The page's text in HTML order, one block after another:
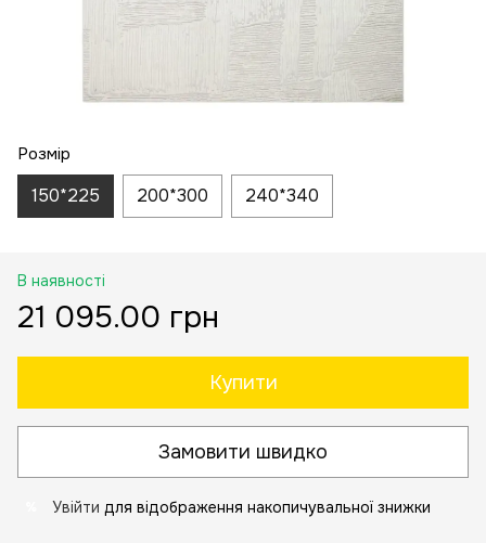
Розмір
150*225 200*300 240*340
В наявності
21 095.00 грн
Купити
Замовити швидко
Увійти для відображення накопичувальної знижки